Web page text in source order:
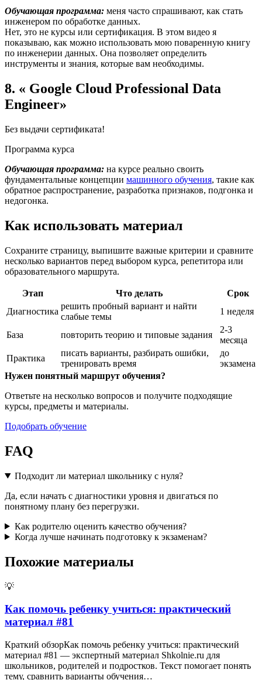
Обучающая программа: меня часто спрашивают, как стать
инженером по обработке данных.
Нет, это не курсы или сертификация. В этом видео я
показываю, как можно использовать мою поваренную книгу
по инженерии данных. Она позволяет определить
инструменты и знания, которые вам необходимы.
8. « Google Cloud Professional Data
Engineer»
Без выдачи сертификата!
Программа курса
Обучающая программа: на курсе реально своить
фундаментальные концепции машинного обучения, такие как
обратное распространение, разработка признаков, подгонка и
недогонка.
Как использовать материал
Сохраните страницу, выпишите важные критерии и сравните
несколько вариантов перед выбором курса, репетитора или
образовательного маршрута.
Этап Что делать
Срок
Диагностика
решить пробный вариант и найти
слабые темы
1 неделя
База повторить теорию и типовые задания
2-3
месяца
Практика
писать варианты, разбирать ошибки,
тренировать время
до
экзамена
Нужен понятный маршрут обучения?
Ответьте на несколько вопросов и получите подходящие
курсы, предметы и материалы.
Подобрать обучение
FAQ
Подходит ли материал школьнику с нуля?
Да, если начать с диагностики уровня и двигаться по
понятному плану без перегрузки.
Как родителю оценить качество обучения?
Когда лучше начинать подготовку к экзаменам?
Похожие материалы
💡
Как помочь ребенку учиться: практический
материал #81
Краткий обзорКак помочь ребенку учиться: практический
материал #81 — экспертный материал Shkolnie.ru для
школьников, родителей и подростков. Текст помогает понять
тему, сравнить варианты обучения…